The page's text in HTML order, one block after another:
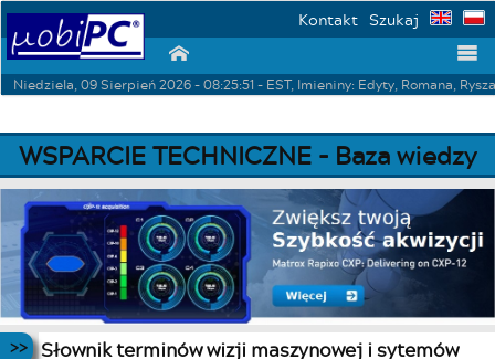
Kontakt Szukaj
⌂ ☰
Niedziela, 09 Sierpień 2026 - 08:25:51 - EST, Imieniny: Edyty, Romana,
WSPARCIE TECHNICZNE - Baza wiedzy
Słownik terminów wizji maszynowej i sytemów